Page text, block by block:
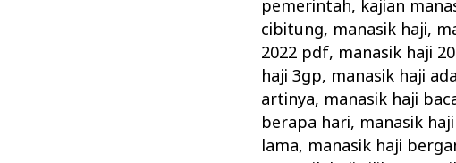
pemerintah, kajian
cibitung, manasik haji,
2022 pdf, manasik haji
haji 3gp, manasik haji
artinya, manasik haji
berapa hari, manasik
lama, manasik haji